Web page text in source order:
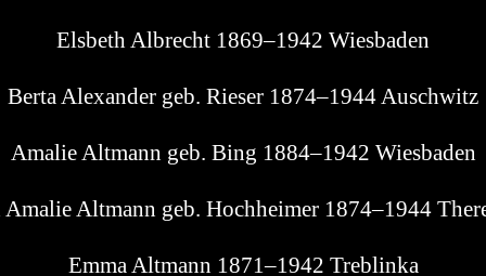
Els­beth Albrecht 1869–1942 Wiesbaden
Ber­ta Alex­an­der geb. Rie­ser 1874–1944 Auschwitz
Ama­lie Alt­mann geb. Bing 1884–1942 Wiesbaden
Ama­lie Alt­mann geb. Hoch­hei­mer 1874–1944
Emma Alt­mann 1871–1942 Treblinka